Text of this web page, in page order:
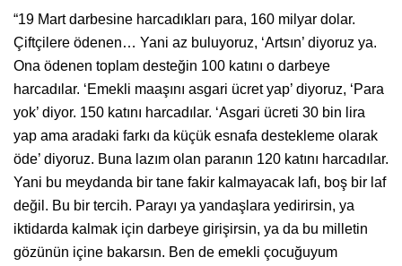
“19 Mart darbesine harcadıkları para, 160 milyar dolar.
Çiftçilere ödenen… Yani az buluyoruz, ‘Artsın’ diyoruz ya.
Ona ödenen toplam desteğin 100 katını o darbeye
harcadılar. ‘Emekli maaşını asgari ücret yap’ diyoruz, ‘Para
yok’ diyor. 150 katını harcadılar. ‘Asgari ücreti 30 bin lira
yap ama aradaki farkı da küçük esnafa destekleme olarak
öde’ diyoruz. Buna lazım olan paranın 120 katını harcadılar.
Yani bu meydanda bir tane fakir kalmayacak lafı, boş bir laf
değil. Bu bir tercih. Parayı ya yandaşlara yedirirsin, ya
iktidarda kalmak için darbeye girişirsin, ya da bu milletin
gözünün içine bakarsın. Ben de emekli çocuğuyum